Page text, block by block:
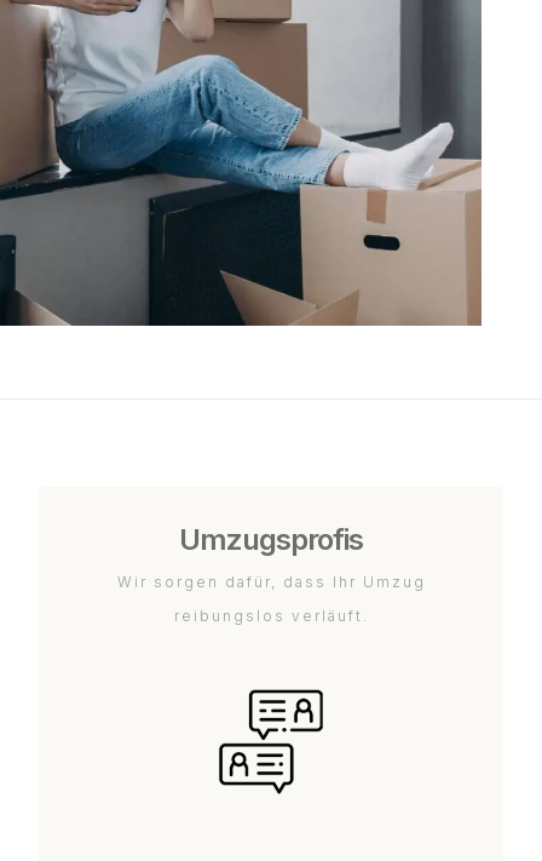
Umzugsprofis
Wir sorgen dafür, dass Ihr Umzug
reibungslos verläuft.